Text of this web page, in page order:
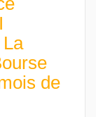
de